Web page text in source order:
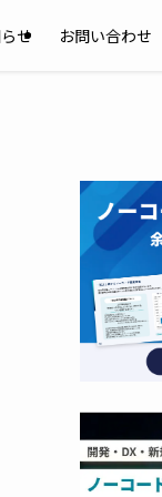
せ お問い合わせ